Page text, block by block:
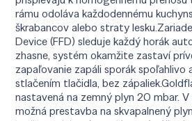
rámu odoláva každodennému
škrabancov alebo straty
Device (FFD) sleduje každý horák
zhasne, systém okamžite zastaví
zapaľovanie zapáli sporák spoľahlivo
stlačením tlačidla, bez
nastavená na zemný plyn 20 mbar.
možná prestavba na skvapalnený